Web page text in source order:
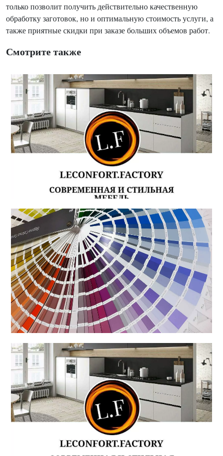
только позволит получить действительно качественную
обработку заготовок, но и оптимальную стоимость услуги, а
также приятные скидки при заказе больших объемов работ.
Смотрите также